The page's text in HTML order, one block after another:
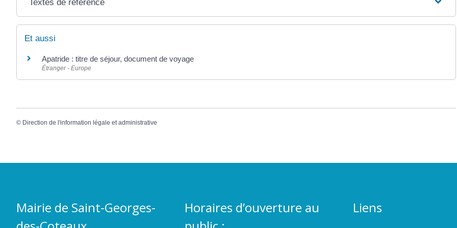
Textes de référence
Et aussi
Apatride : titre de séjour, document de voyage
Étranger - Europe
© Direction de l'information légale et administrative
Mairie de Saint-Georges-
Horaires d’ouverture au
Liens